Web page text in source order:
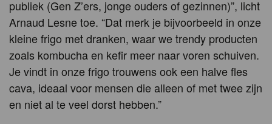
publiek (Gen Z’ers, jonge ouders of gezinnen)”, licht
Arnaud Lesne toe. “Dat merk je bijvoorbeeld in onze
kleine frigo met dranken, waar we trendy producten
zoals kombucha en kefir meer naar voren schuiven.
Je vindt in onze frigo trouwens ook een halve fles
cava, ideaal voor mensen die alleen of met twee zijn
en niet al te veel dorst hebben.”